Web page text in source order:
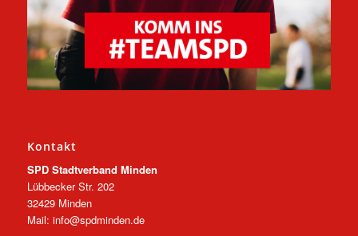
Kontakt
SPD Stadtverband Minden
Lübbecker Str. 202
32429 Minden
Mail: info@spdminden.de